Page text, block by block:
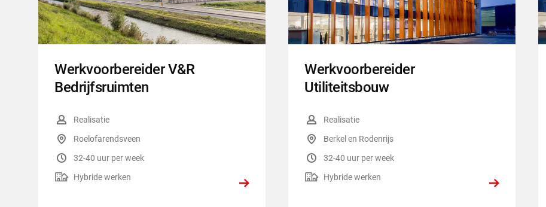
Werkvoorbereider V&R
Bedrijfsruimten
Functiegroep:
Realisatie
Locatie:
Roelofarendsveen
Uren per week:
32-40 uur per week
Hybride werken:
Hybride werken
Werkvoorbereider
Utiliteitsbouw
Functiegroep:
Realisatie
Locatie:
Berkel en Rodenrijs
Uren per week:
32-40 uur per week
Hybride werken:
Hybride werken